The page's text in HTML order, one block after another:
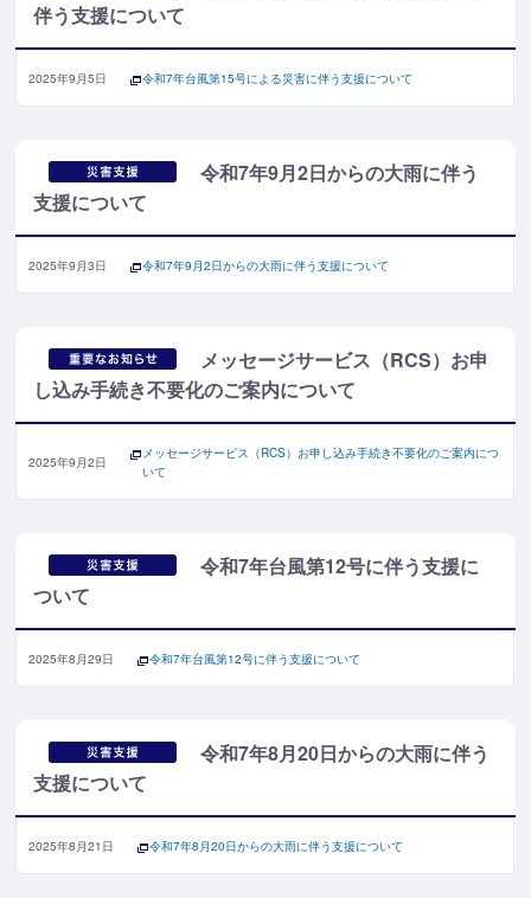
伴う支援について
2025年9月5日 令和7年台風第15号による災害に伴う支援について
令和7年9月2日からの大雨に伴う
支援について
2025年9月3日 令和7年9月2日からの大雨に伴う支援について
メッセージサービス（RCS）お申
し込み手続き不要化のご案内について
2025年9月2日
メッセージサービス（RCS）お申し込み手続き不要化のご案内につ
いて
令和7年台風第12号に伴う支援に
ついて
2025年8月29日 令和7年台風第12号に伴う支援について
令和7年8月20日からの大雨に伴う
支援について
2025年8月21日 令和7年8月20日からの大雨に伴う支援について